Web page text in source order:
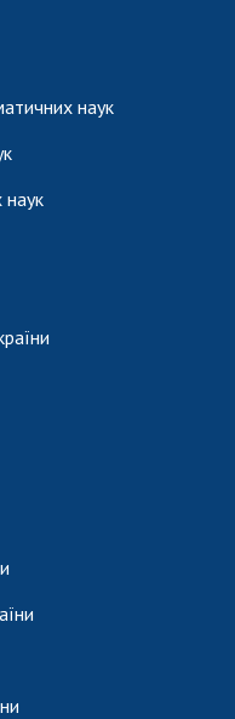
наук
наук